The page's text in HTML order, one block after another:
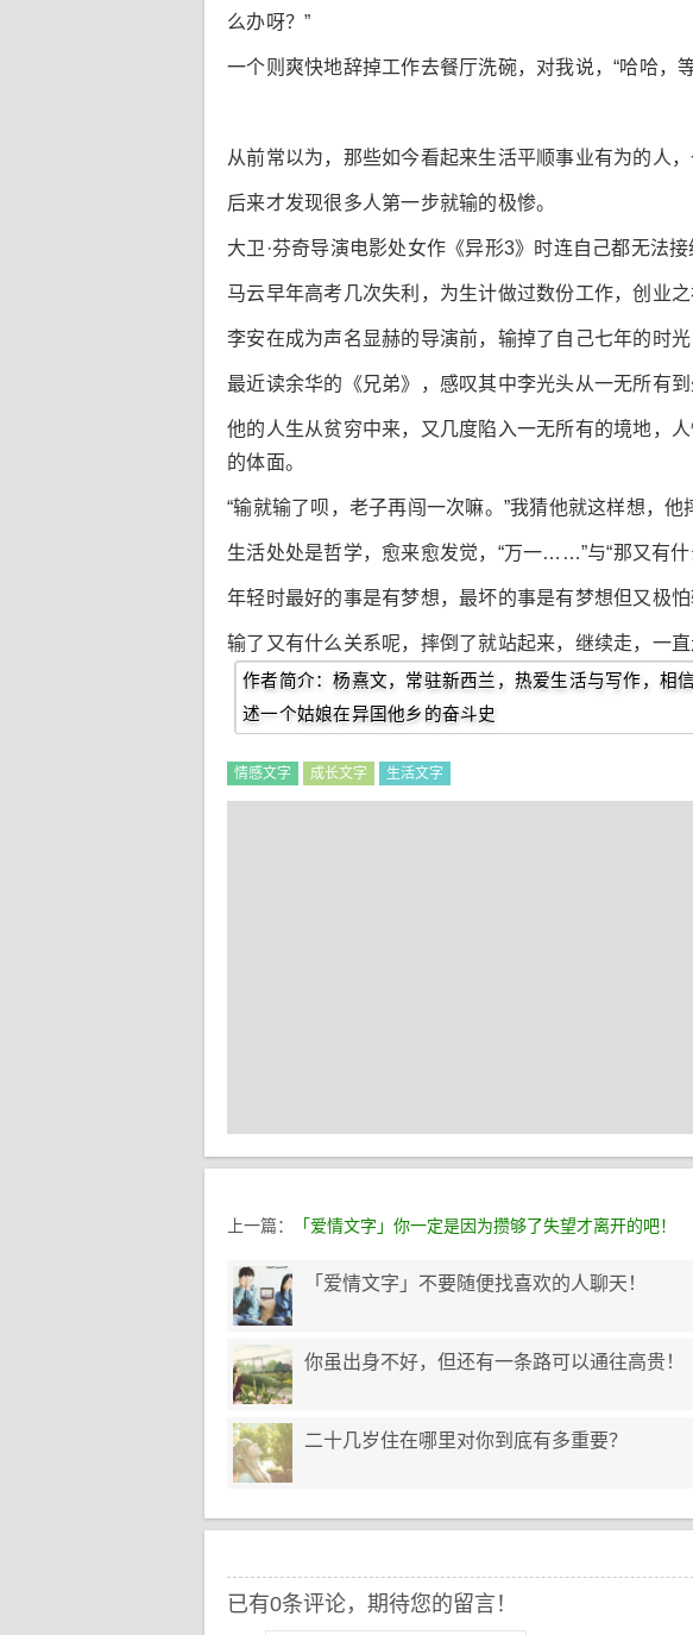
么办呀？”
一个则爽快地辞掉工作去餐厅洗碗，对我说，“哈哈，
从前常以为，那些如今看起来生活平顺事业有为的人，
后来才发现很多人第一步就输的极惨。
大卫·芬奇导演电影处女作《异形3》时连自己都无法
马云早年高考几次失利，为生计做过数份工作，创业之
李安在成为声名显赫的导演前，输掉了自己七年的时
最近读余华的《兄弟》，感叹其中李光头从一无所有
他的人生从贫穷中来，又几度陷入一无所有的境地，
的体面。
“输就输了呗，老子再闯一次嘛。”我猜他就这样想，
生活处处是哲学，愈来愈发觉，“万一……”与“那又有
年轻时最好的事是有梦想，最坏的事是有梦想但又极怕
输了又有什么关系呢，摔倒了就站起来，继续走，一直
作者简介：杨熹文，常驻新西兰，热爱生活与写作，相
述一个姑娘在异国他乡的奋斗史
情感文字 成长文字 生活文字
上一篇： 「爱情文字」你一定是因为攒够了失望才离开的吧！
「爱情文字」不要随便找喜欢的人聊天！
你虽出身不好，但还有一条路可以通往高贵！
二十几岁住在哪里对你到底有多重要？
已有0条评论，期待您的留言！